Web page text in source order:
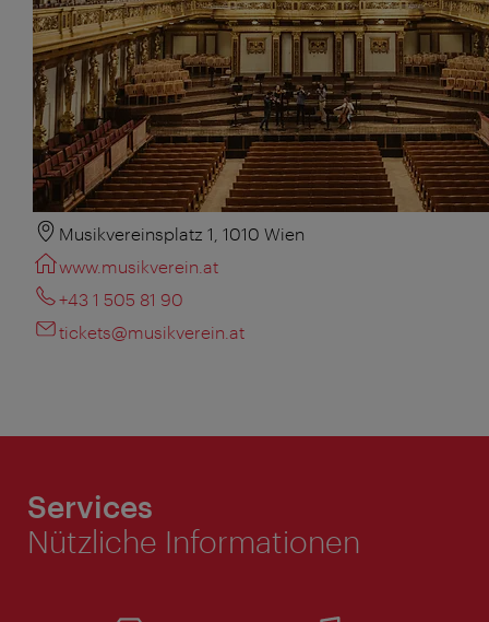
Musikvereinsplatz 1, 1010 Wien
www.musikverein.at
+43 1 505 81 90
tickets@musikverein.at
Services
Nützliche Informationen